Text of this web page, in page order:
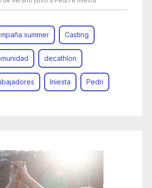
summer Casting
decathlon
Iniesta Pedri